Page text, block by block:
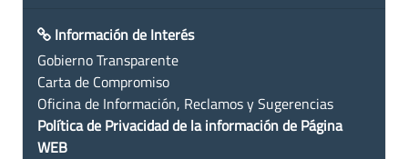
Información de Interés
Gobierno Transparente
Carta de Compromiso
Oficina de Información, Reclamos y Sugerencias
Política de Privacidad de la información de Página
WEB